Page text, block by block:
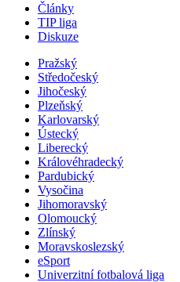
Články
TIP liga
Diskuze
Pražský
Středočeský
Jihočeský
Plzeňský
Karlovarský
Ústecký
Liberecký
Královéhradecký
Pardubický
Vysočina
Jihomoravský
Olomoucký
Zlínský
Moravskoslezský
eSport
Univerzitní fotbalová liga